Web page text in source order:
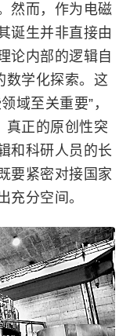
然而，作为电磁
诞生并非直接由
论内部的逻辑自
数学化探索。这
域至关重要”，
真正的原创性突
和科研人员的长
要紧密对接国家
充分空间。